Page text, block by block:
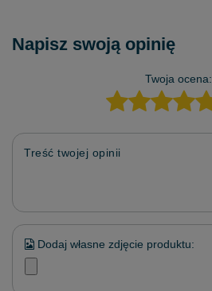
Napisz swoją opinię
Twoja ocena:
Treść twojej opinii
Dodaj własne zdjęcie produktu: